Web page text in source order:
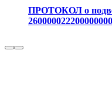
ПРОТОКОЛ о